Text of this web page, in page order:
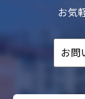
お気
お問